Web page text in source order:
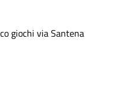
giochi via Santena